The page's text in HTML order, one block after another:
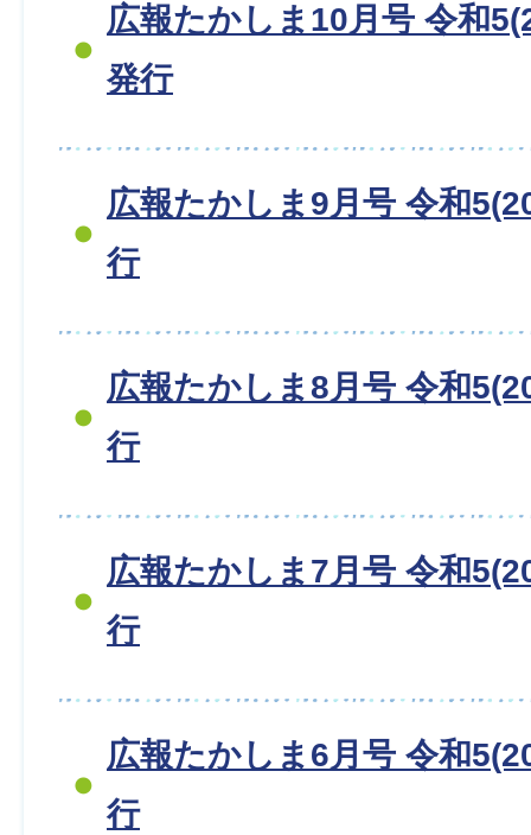
広報たかしま10月号 令和
発行
広報たかしま9月号 令和
行
広報たかしま8月号 令和
行
広報たかしま7月号 令和
行
広報たかしま6月号 令和
行